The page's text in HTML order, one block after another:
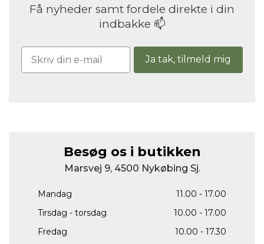
Få nyheder samt fordele direkte i din
indbakke 📫
Ja tak, tilmeld mig
Besøg os i butikken
Marsvej 9, 4500 Nykøbing Sj.
Mandag
11.00 - 17.00
Tirsdag - torsdag
10.00 - 17.00
Fredag
10.00 - 17.30